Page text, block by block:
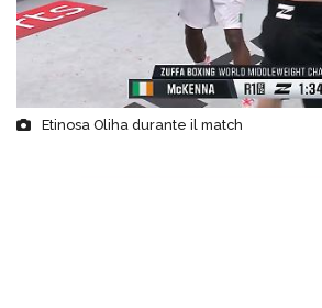
Etinosa Oliha durante il match